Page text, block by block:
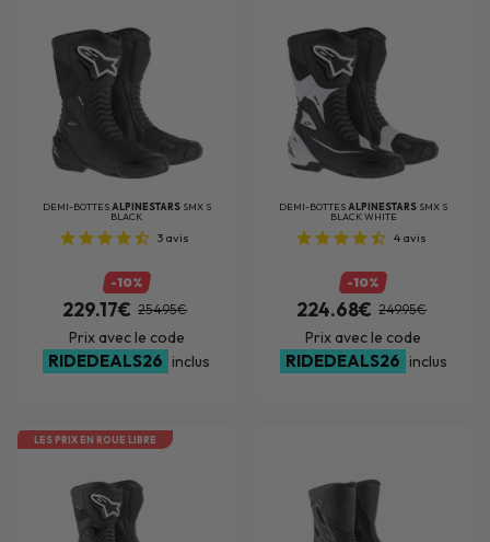
DEMI-BOTTES ALPINESTARS SMX S
BLACK
3 avis
-10%
229.17€ 254.95€
Prix avec le code
RIDEDEALS26 inclus
DEMI-BOTTES ALPINESTARS SMX S
BLACK WHITE
4 avis
-10%
224.68€ 249.95€
Prix avec le code
RIDEDEALS26 inclus
LES PRIX EN ROUE LIBRE